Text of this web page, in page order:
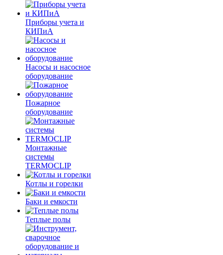
Приборы учета и
КИПиА
Насосы и насосное
оборудование
Пожарное
оборудование
Монтажные
системы
TERMOCLIP
Котлы и горелки
Баки и емкости
Теплые полы